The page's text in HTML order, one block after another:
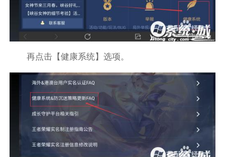
再点击【健康系统】选项。